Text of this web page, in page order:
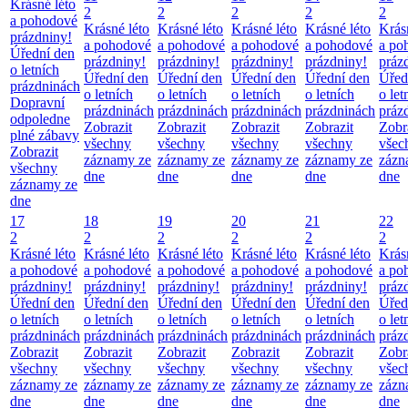
Krásné léto
a pohodové
prázdniny!
Úřední den
o letních
prázdninách
Dopravní
odpoledne
plné zábavy
Zobrazit
všechny
záznamy ze
dne
2
Krásné léto
a pohodové
prázdniny!
Úřední den
o letních
prázdninách
Zobrazit
všechny
záznamy ze
dne
2
Krásné léto
a pohodové
prázdniny!
Úřední den
o letních
prázdninách
Zobrazit
všechny
záznamy ze
dne
2
Krásné léto
a pohodové
prázdniny!
Úřední den
o letních
prázdninách
Zobrazit
všechny
záznamy ze
dne
2
Krásné léto
a pohodové
prázdniny!
Úřední den
o letních
prázdninách
Zobrazit
všechny
záznamy ze
dne
2
a
o
dne
17
2
Krásné léto
a pohodové
prázdniny!
Úřední den
o letních
prázdninách
Zobrazit
všechny
záznamy ze
dne
18
2
Krásné léto
a pohodové
prázdniny!
Úřední den
o letních
prázdninách
Zobrazit
všechny
záznamy ze
dne
19
2
Krásné léto
a pohodové
prázdniny!
Úřední den
o letních
prázdninách
Zobrazit
všechny
záznamy ze
dne
20
2
Krásné léto
a pohodové
prázdniny!
Úřední den
o letních
prázdninách
Zobrazit
všechny
záznamy ze
dne
21
2
Krásné léto
a pohodové
prázdniny!
Úřední den
o letních
prázdninách
Zobrazit
všechny
záznamy ze
dne
22
2
a
o
dne